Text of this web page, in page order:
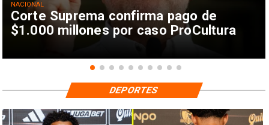
Corte Suprema confirma pago de
$1.000 millones por caso ProCultura
NACIONAL
DEPORTES